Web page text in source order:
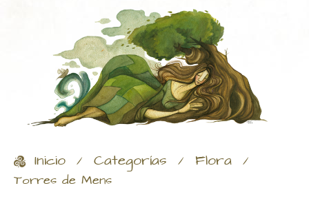
Inicio / Categorías / Flora /
Torres de Mens